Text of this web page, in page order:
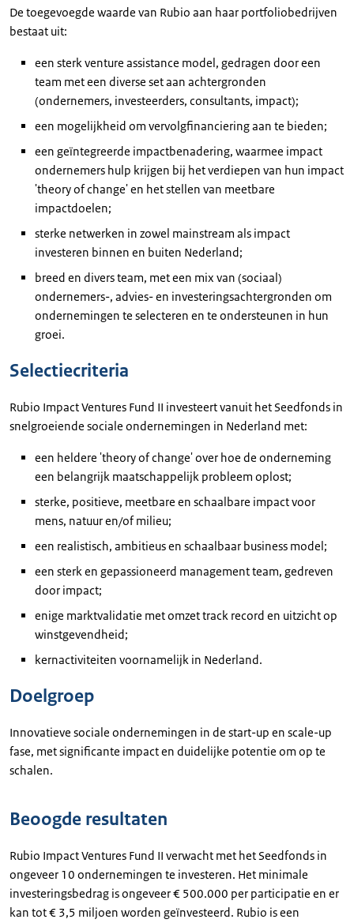
De toegevoegde waarde van Rubio aan haar portfoliobedrijven
bestaat uit:
een sterk venture assistance model, gedragen door een
team met een diverse set aan achtergronden
(ondernemers, investeerders, consultants, impact);
een mogelijkheid om vervolgfinanciering aan te bieden;
een geïntegreerde impactbenadering, waarmee impact
ondernemers hulp krijgen bij het verdiepen van hun impact
'theory of change' en het stellen van meetbare
impactdoelen;
sterke netwerken in zowel mainstream als impact
investeren binnen en buiten Nederland;
breed en divers team, met een mix van (sociaal)
ondernemers-, advies- en investeringsachtergronden om
ondernemingen te selecteren en te ondersteunen in hun
groei.
Selectiecriteria
Rubio Impact Ventures Fund II investeert vanuit het Seedfonds in
snelgroeiende sociale ondernemingen in Nederland met:
een heldere 'theory of change' over hoe de onderneming
een belangrijk maatschappelijk probleem oplost;
sterke, positieve, meetbare en schaalbare impact voor
mens, natuur en/of milieu;
een realistisch, ambitieus en schaalbaar business model;
een sterk en gepassioneerd management team, gedreven
door impact;
enige marktvalidatie met omzet track record en uitzicht op
winstgevendheid;
kernactiviteiten voornamelijk in Nederland.
Doelgroep
Innovatieve sociale ondernemingen in de start-up en scale-up
fase, met significante impact en duidelijke potentie om op te
schalen.
Beoogde resultaten
Rubio Impact Ventures Fund II verwacht met het Seedfonds in
ongeveer 10 ondernemingen te investeren. Het minimale
investeringsbedrag is ongeveer € 500.000 per participatie en er
kan tot € 3,5 miljoen worden geïnvesteerd. Rubio is een